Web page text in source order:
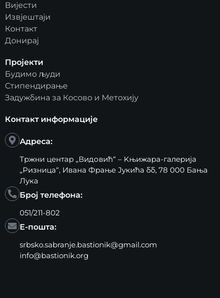
Вијести
Извјештаји
Контакт
Донирај
Пројекти
Будимо људи
Стипендирање
Задужбина за Косово и Метохију
Контакт информације
Адреса:
Тржни центар „Видовић“ – Kњижара-галерија
„Ризница“, Ивана Фрање Јукића бб, 78 000 Бања
Лука
Број телефона:
051/211-802
Е-пошта:
srbsko.sabranje.bastionik@gmail.com
info@bastionik.org